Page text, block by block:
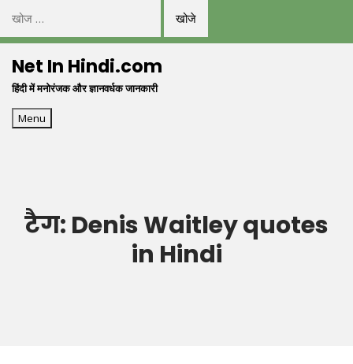
निम्न
को
खोजें:Net In Hindi.com
हिंदी में मनोरंजक और ज्ञानवर्धक जानकारी
Menu
टैग: Denis Waitley quotes
in Hindi